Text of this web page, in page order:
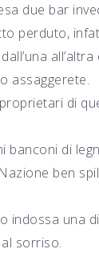
due bar
perduto,
assaggerete.
di
banconi di
ben
indossa una
sorriso.